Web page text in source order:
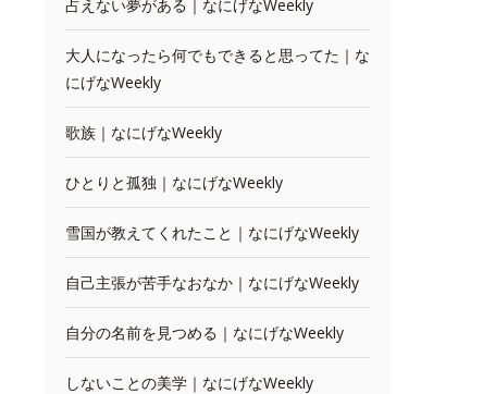
占えない夢がある｜なにげなWeekly
大人になったら何でもできると思ってた｜な
にげなWeekly
歌族｜なにげなWeekly
ひとりと孤独｜なにげなWeekly
雪国が教えてくれたこと｜なにげなWeekly
自己主張が苦手なおなか｜なにげなWeekly
自分の名前を見つめる｜なにげなWeekly
しないことの美学｜なにげなWeekly